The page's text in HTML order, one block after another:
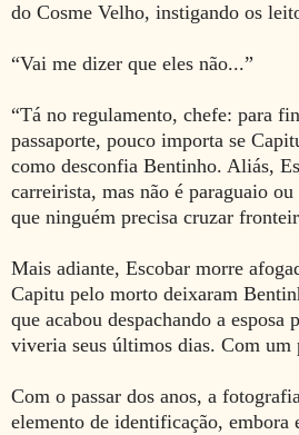
do Cosme Velho, instigando os
“Vai me dizer que eles não...”
“Tá no regulamento, chefe: para
passaporte, pouco importa se
como desconfia Bentinho. Aliás,
carreirista, mas não é paraguaio
que ninguém precisa cruzar
Mais adiante, Escobar morre
Capitu pelo morto deixaram
que acabou despachando a esposa
viveria seus últimos dias. Com um
Com o passar dos anos, a
elemento de identificação, embora